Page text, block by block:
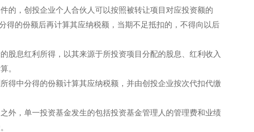
的，创投企业个人合伙人可以按照被转让项目对应投资额的
得的份额后再计算其应纳税额，当期不足抵扣的，不得向以后
息红利所得，以其来源于所投资项目分配的股息、红利收入
。
中分得的份额计算其应纳税额，并由创投企业按次代扣代缴
，单一投资基金发生的包括投资基金管理人的管理费和业绩